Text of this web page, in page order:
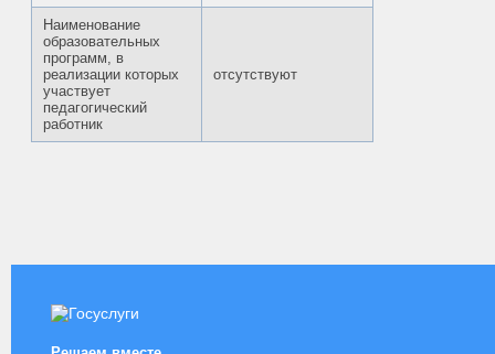
Наименование
образовательных
программ, в
реализации которых
участвует
педагогический
работник
отсутствуют